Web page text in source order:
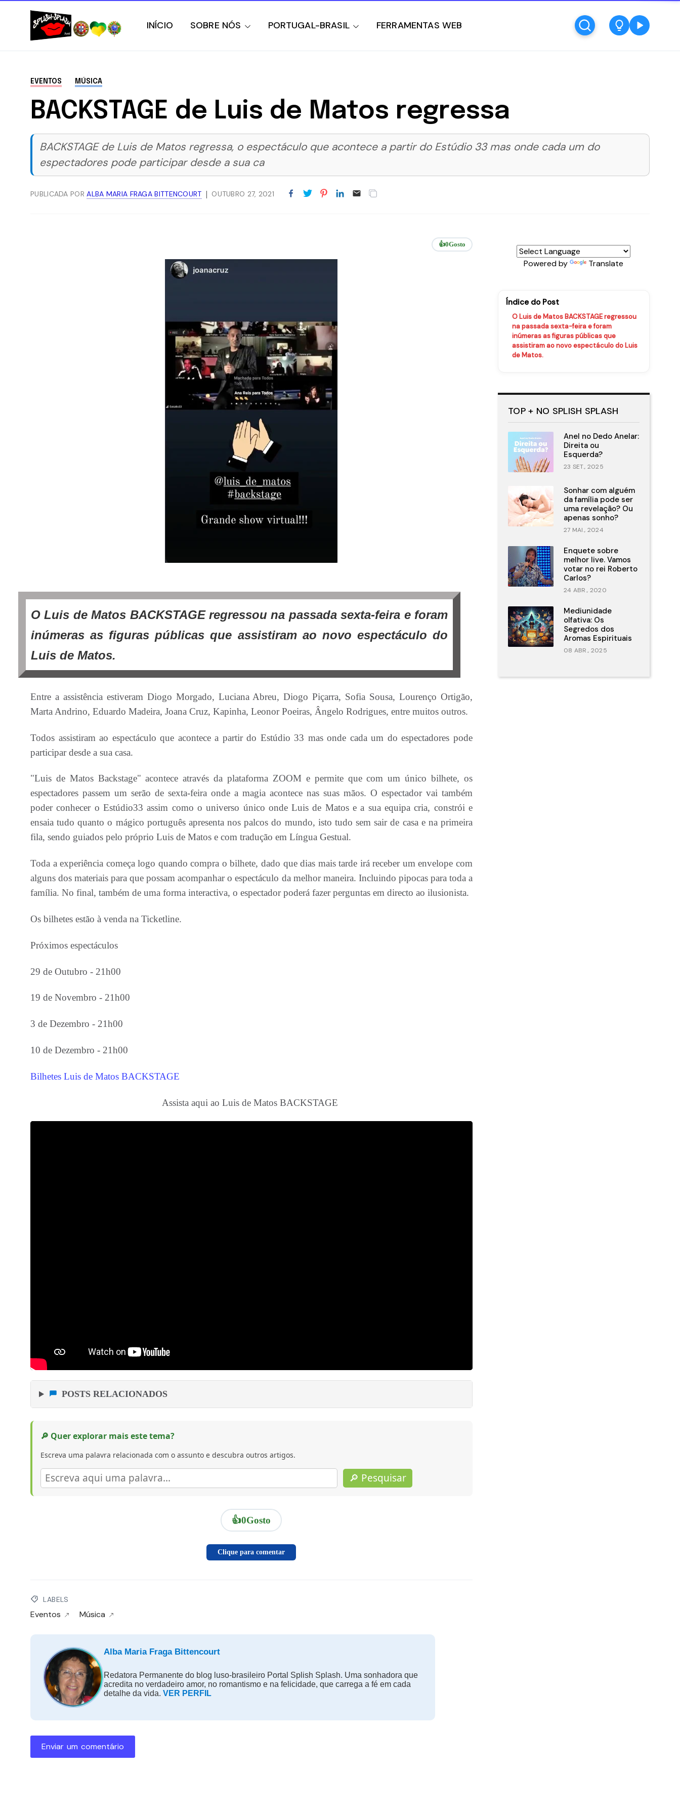
INÍCIO SOBRE NÓS PORTUGAL-BRASIL FERRAMENTAS WEB
EVENTOS MÚSICA
BACKSTAGE de Luis de Matos regressa
BACKSTAGE de Luis de Matos regressa, o espectáculo que acontece a partir do Estúdio 33 mas onde cada um do
espectadores pode participar desde a sua ca
PUBLICADA PORALBA MARIA FRAGA BITTENCOURT OUTUBRO 27, 2021
👍0Gosto
O Luis de Matos BACKSTAGE regressou na passada sexta-feira e foram
inúmeras as figuras públicas que assistiram ao novo espectáculo do
Luis de Matos.
Entre a assistência estiveram Diogo Morgado, Luciana Abreu, Diogo Piçarra, Sofia Sousa, Lourenço Ortigão,
Marta Andrino, Eduardo Madeira, Joana Cruz, Kapinha, Leonor Poeiras, Ângelo Rodrigues, entre muitos outros.
Todos assistiram ao espectáculo que acontece a partir do Estúdio 33 mas onde cada um do espectadores pode
participar desde a sua casa.
"Luis de Matos Backstage" acontece através da plataforma ZOOM e permite que com um único bilhete, os
espectadores passem um serão de sexta-feira onde a magia acontece nas suas mãos. O espectador vai também
poder conhecer o Estúdio33 assim como o universo único onde Luis de Matos e a sua equipa cria, constrói e
ensaia tudo quanto o mágico português apresenta nos palcos do mundo, isto tudo sem sair de casa e na primeira
fila, sendo guiados pelo próprio Luis de Matos e com tradução em Língua Gestual.
Toda a experiência começa logo quando compra o bilhete, dado que dias mais tarde irá receber um envelope com
alguns dos materiais para que possam acompanhar o espectáculo da melhor maneira. Incluindo pipocas para toda a
família. No final, também de uma forma interactiva, o espectador poderá fazer perguntas em directo ao ilusionista.
Os bilhetes estão à venda na Ticketline.
Próximos espectáculos
29 de Outubro - 21h00
19 de Novembro - 21h00
3 de Dezembro - 21h00
10 de Dezembro - 21h00
Bilhetes Luis de Matos BACKSTAGE
Assista aqui ao Luis de Matos BACKSTAGE
POSTS RELACIONADOS
🔎 Quer explorar mais este tema?
Escreva uma palavra relacionada com o assunto e descubra outros artigos.
🔎 Pesquisar
👍0Gosto
Clique para comentar
LABELS
Eventos Música
Alba Maria Fraga Bittencourt
Redatora Permanente do blog luso-brasileiro Portal Splish Splash. Uma sonhadora que
acredita no verdadeiro amor, no romantismo e na felicidade, que carrega a fé em cada
detalhe da vida. VER PERFIL
Enviar um comentário
Powered by Translate
Índice do Post
O Luis de Matos BACKSTAGE regressou
na passada sexta-feira e foram
inúmeras as figuras públicas que
assistiram ao novo espectáculo do Luis
de Matos.
TOP + NO SPLISH SPLASH
Anel no Dedo Anelar:
Direita ou
Esquerda?
23 SET., 2025
Sonhar com alguém
da família pode ser
uma revelação? Ou
apenas sonho?
27 MAI., 2024
Enquete sobre
melhor live. Vamos
votar no rei Roberto
Carlos?
24 ABR., 2020
Mediunidade
olfativa: Os
Segredos dos
Aromas Espirituais
08 ABR., 2025